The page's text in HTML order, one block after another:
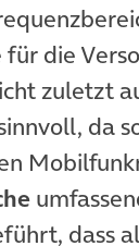
für die
zuletzt
da
dass